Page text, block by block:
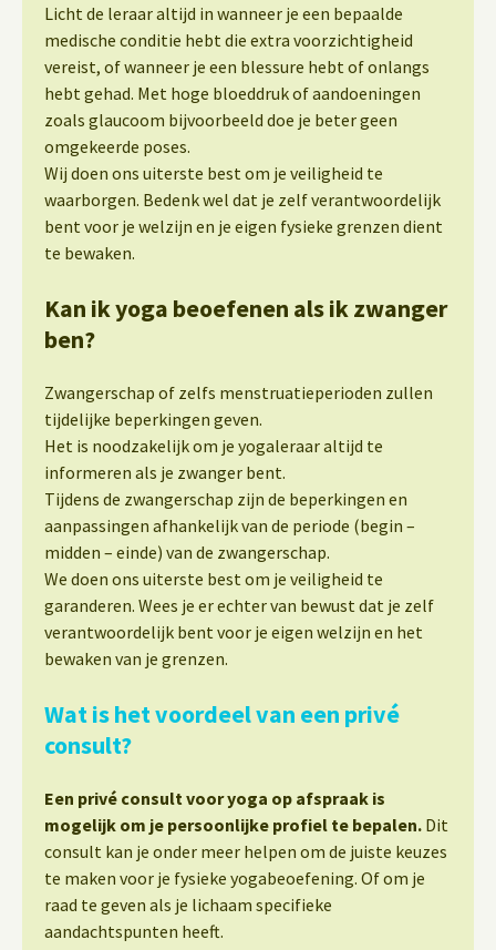
Licht de leraar altijd in wanneer je een bepaalde
medische conditie hebt die extra voorzichtigheid
vereist, of wanneer je een blessure hebt of onlangs
hebt gehad. Met hoge bloeddruk of aandoeningen
zoals glaucoom bijvoorbeeld doe je beter geen
omgekeerde poses.
Wij doen ons uiterste best om je veiligheid te
waarborgen. Bedenk wel dat je zelf verantwoordelijk
bent voor je welzijn en je eigen fysieke grenzen dient
te bewaken.
Kan ik yoga beoefenen als ik zwanger
ben?
Zwangerschap of zelfs menstruatieperioden zullen
tijdelijke beperkingen geven.
Het is noodzakelijk om je yogaleraar altijd te
informeren als je zwanger bent.
Tijdens de zwangerschap zijn de beperkingen en
aanpassingen afhankelijk van de periode (begin –
midden – einde) van de zwangerschap.
We doen ons uiterste best om je veiligheid te
garanderen. Wees je er echter van bewust dat je zelf
verantwoordelijk bent voor je eigen welzijn en het
bewaken van je grenzen.
Wat is het voordeel van een privé
consult?
Een privé consult voor yoga op afspraak is
mogelijk om je persoonlijke profiel te bepalen. Dit
consult kan je onder meer helpen om de juiste keuzes
te maken voor je fysieke yogabeoefening. Of om je
raad te geven als je lichaam specifieke
aandachtspunten heeft.